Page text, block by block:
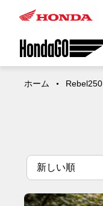
ホーム Rebel250
並
え
並べ替え条件
新しい順
古い順
閲覧数順